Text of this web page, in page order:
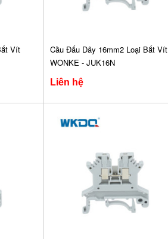
Vít
Cầu Đấu Dây 16mm2 Loại Bắt Vít
WONKE - JUK16N
Liên hệ